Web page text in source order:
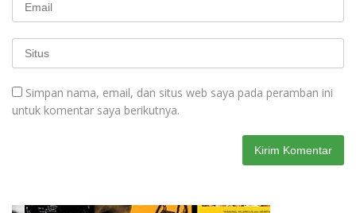
Simpan nama, email, dan situs web saya pada peramban ini
untuk komentar saya berikutnya.